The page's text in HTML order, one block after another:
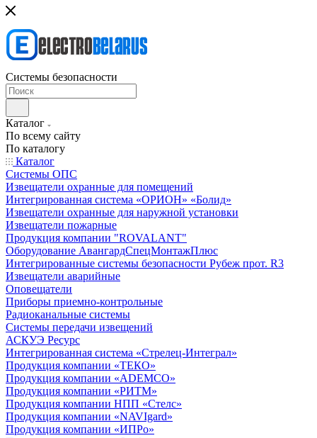
Системы безопасности
Каталог
По всему сайту
По каталогу
Каталог
Системы ОПС
Извещатели охранные для помещений
Интегрированная система «ОРИОН» «Болид»
Извещатели охранные для наружной установки
Извещатели пожарные
Продукция компании "ROVALANT"
Оборудование АвангардСпецМонтажПлюс
Интегрированные системы безопасности Рубеж прот. R3
Извещатели аварийные
Оповещатели
Приборы приемно-контрольные
Радиоканальные системы
Системы передачи извещений
АСКУЭ Ресурс
Интегрированная система «Стрелец-Интеграл»
Продукция компании «ТЕКО»
Продукция компании «ADEMCO»
Продукция компании «РИТМ»
Продукция компании НПП «Стелс»
Продукция компании «NAVIgard»
Продукция компании «ИПРо»